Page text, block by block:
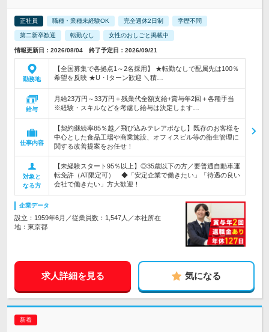
正社員 職種・業種未経験OK 完全週休2日制 学歴不問
第二新卒歓迎 転勤なし 女性のおしごと掲載中
情報更新日：2026/08/04 終了予定日：2026/09/21
勤務地
【全国募集で各拠点1～2名採用】 ★転勤なしで配属先は100％
希望を反映 ★U・Iターン歓迎 ＼積…
給与
月給23万円～33万円＋残業代全額支給+賞与年2回＋各種手当
※経験・スキルなどを考慮し給与は決定します…
仕事内容
【契約継続率85％越／飛び込みテレアポなし】既存のお客様を
中心とした食品工場や商業施設、オフィスビル等の衛生管理に
関する改善提案をお任せ！
対象と
なる方
【未経験スタート95％以上】◎35歳以下の方／要普通自動車運
転免許（AT限定可） ◆「安定企業で働きたい」「待遇の良い
会社で働きたい」方大歓迎！
企業データ
設立：1959年6月／従業員数：1,547人／本社所在
地：東京都
求人詳細を見る 気になる